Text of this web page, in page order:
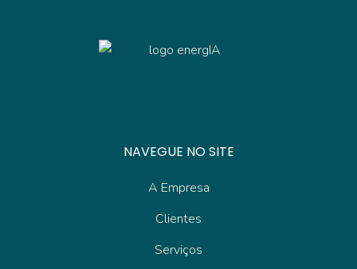
NAVEGUE NO SITE
A Empresa
Clientes
Serviços